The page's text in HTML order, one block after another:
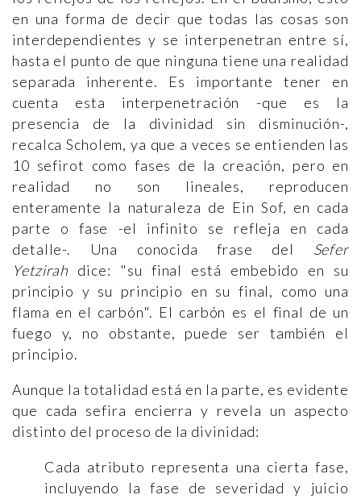
en una forma de decir que todas las cosas son
interdependientes y se interpenetran entre sí,
hasta el punto de que ninguna tiene una realidad
separada inherente. Es importante tener en
cuenta esta interpenetración -que es la
presencia de la divinidad sin disminución-,
recalca Scholem, ya que a veces se entienden las
10 sefirot como fases de la creación, pero en
realidad no son lineales, reproducen
enteramente la naturaleza de Ein Sof, en cada
parte o fase -el infinito se refleja en cada
detalle-. Una conocida frase del Sefer
Yetzirah dice: "su final está embebido en su
principio y su principio en su final, como una
flama en el carbón". El carbón es el final de un
fuego y, no obstante, puede ser también el
principio.
Aunque la totalidad está en la parte, es evidente
que cada sefira encierra y revela un aspecto
distinto del proceso de la divinidad:
Cada atributo representa una cierta fase,
incluyendo la fase de severidad y juicio